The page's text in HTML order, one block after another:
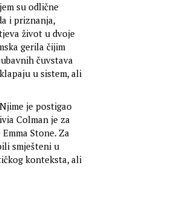
su odlične
i priznanja,
život u dvoje
gerila čijim
čuvstava
u sistem, ali
je postigao
Colman je za
Stone. Za
smješteni u
konteksta, ali